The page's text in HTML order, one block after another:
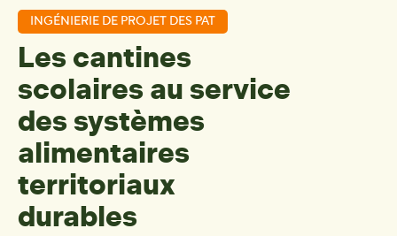
INGÉNIERIE DE PROJET DES PAT
Les cantines
scolaires au service
des systèmes
alimentaires
territoriaux
durables